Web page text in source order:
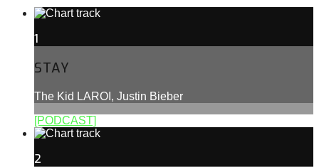
1
STAY
The Kid LAROI, Justin Bieber
[PODCAST]
2